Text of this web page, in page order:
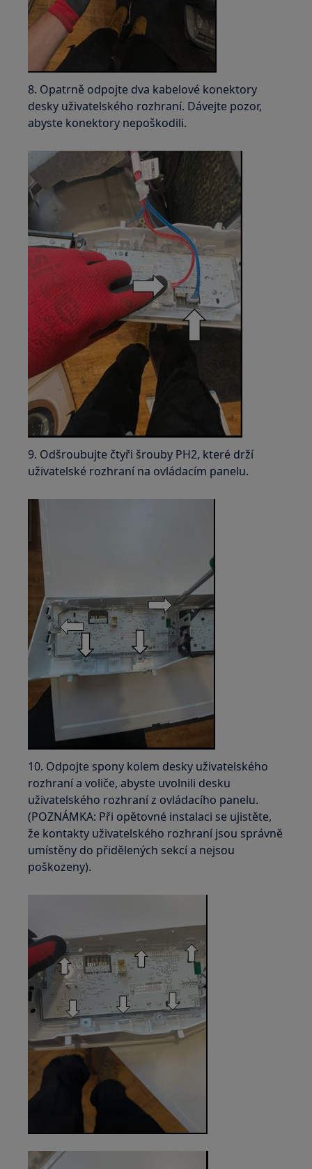
8. Opatrně odpojte dva kabelové konektory
desky uživatelského rozhraní. Dávejte pozor,
abyste konektory nepoškodili.
9. Odšroubujte čtyři šrouby PH2, které drží
uživatelské rozhraní na ovládacím panelu.
10. Odpojte spony kolem desky uživatelského
rozhraní a voliče, abyste uvolnili desku
uživatelského rozhraní z ovládacího panelu.
(POZNÁMKA: Při opětovné instalaci se ujistěte,
že kontakty uživatelského rozhraní jsou správně
umístěny do přidělených sekcí a nejsou
poškozeny).